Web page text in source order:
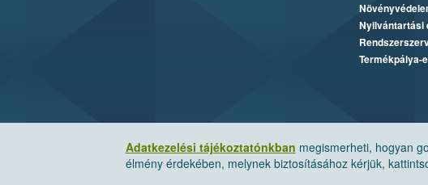
Adatkezelési tájékoztatónkban megismerheti, hogyan
élmény érdekében, melynek biztosításához kérjük,
Nyilvántartási
Termékpálya-